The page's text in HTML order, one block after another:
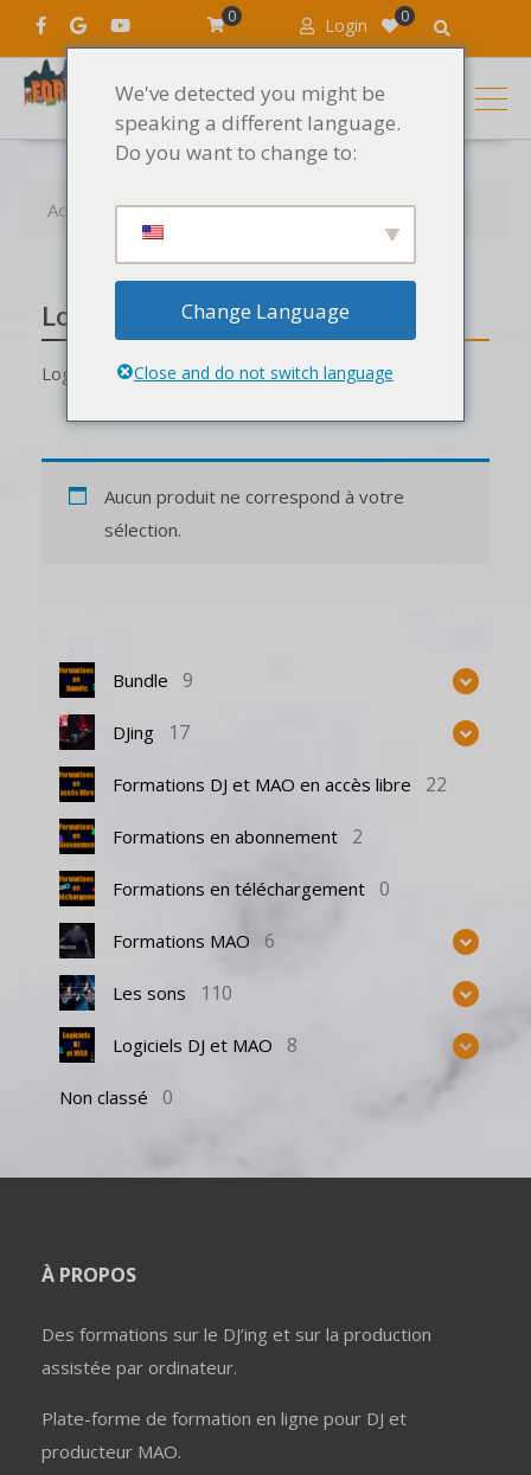
Login 0
0
Accueil Produits Logiciels Mac
Logiciels Mac
Logiciels Mac VST et plugin pour MacOS
Aucun produit ne correspond à votre
sélection.
Bundle 9
DJing 17
Formations DJ et MAO en accès libre 22
Formations en abonnement 2
Formations en téléchargement 0
Formations MAO 6
Les sons 110
Logiciels DJ et MAO 8
Non classé 0
À PROPOS
Des formations sur le DJ’ing et sur la production
assistée par ordinateur.
Plate-forme de formation en ligne pour DJ et
producteur MAO.
We've detected you might be
speaking a different language.
Do you want to change to:
Change Language
Close and do not switch language